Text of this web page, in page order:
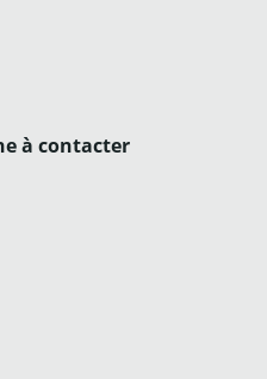
à contacter